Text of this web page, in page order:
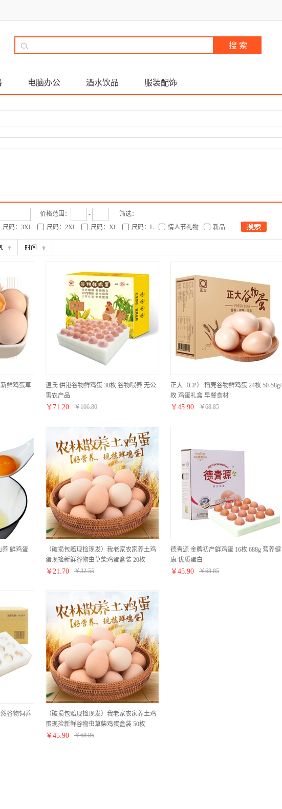
电脑办公 酒水饮品 服装配饰
价格范围： -
筛选：
尺码：3XL 尺码：2XL 尺码：XL 尺码：L 情人节礼物 新品
鲜鸡蛋草
温氏 供港谷物鲜鸡蛋 30枚 谷物喂养 无公
害农产品
￥ 71.20 ￥106.80
正大（CP） 稻壳谷物鲜鸡蛋 24枚 50-58g/
枚 鸡蛋礼盒 早餐食材
￥ 45.90 ￥68.85
养 鲜鸡蛋
（破损包赔现捡现发）我老家农家养土鸡
蛋现捡新鲜谷物虫草柴鸡蛋盒装 20枚
￥ 21.70 ￥32.55
德青源 金牌初产鲜鸡蛋 16枚 688g 营养健
康 优质蛋白
￥ 45.90 ￥68.85
谷物饲养
（破损包赔现捡现发）我老家农家养土鸡
蛋现捡新鲜谷物虫草柴鸡蛋盒装 50枚
￥ 45.90 ￥68.85